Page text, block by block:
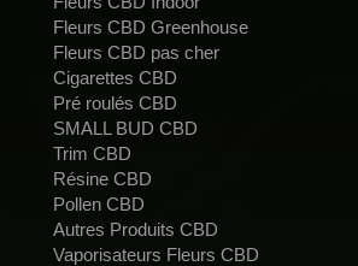
Fleurs CBD Greenhouse
Fleurs CBD pas cher
Cigarettes CBD
Pré roulés CBD
SMALL BUD CBD
Trim CBD
Résine CBD
Pollen CBD
Autres Produits CBD
Vaporisateurs Fleurs CBD